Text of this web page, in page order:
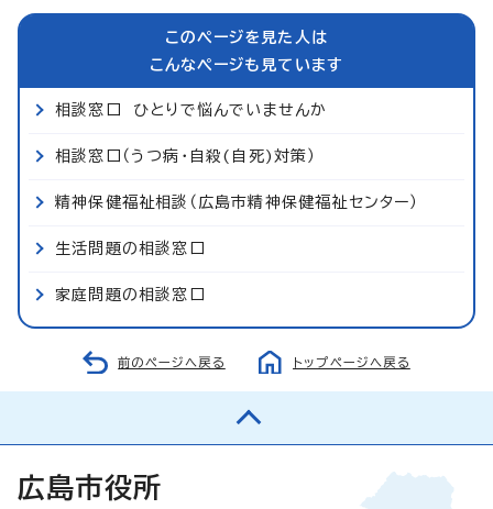
このページを見た人は
こんなページも見ています
相談窓口 ひとりで悩んでいませんか
相談窓口（うつ病・自殺(自死)対策）
精神保健福祉相談（広島市精神保健福祉センター）
生活問題の相談窓口
家庭問題の相談窓口
前のページへ戻る トップページへ戻る
広島市役所